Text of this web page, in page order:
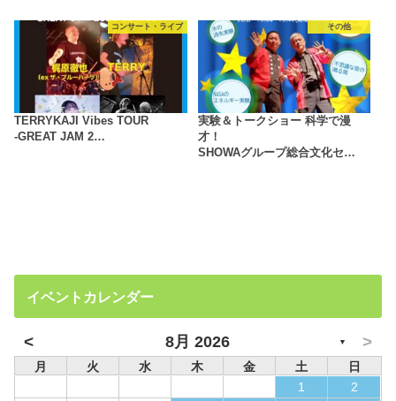
コンサート・ライブ
TERRYKAJI Vibes TOUR
-GREAT JAM 2…
その他
実験＆トークショー 科学で漫
才！
SHOWAグループ総合文化セ…
イベントカレンダー
< 8月 2026 ▼ >
月 火 水 木 金 土
日
1
2